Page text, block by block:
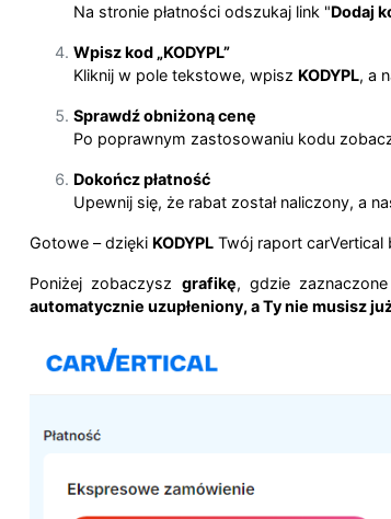
Na stronie płatności odszukaj link "Dodaj
Wpisz kod „KODYPL”
Kliknij w pole tekstowe, wpisz KODYPL, a
Sprawdź obniżoną cenę
Po poprawnym zastosowaniu kodu
Dokończ płatność
Upewnij się, że rabat został naliczony, a
Gotowe – dzięki KODYPL Twój raport carVertical
Poniżej zobaczysz grafikę, gdzie
automatycznie uzupłeniony, a Ty nie musisz